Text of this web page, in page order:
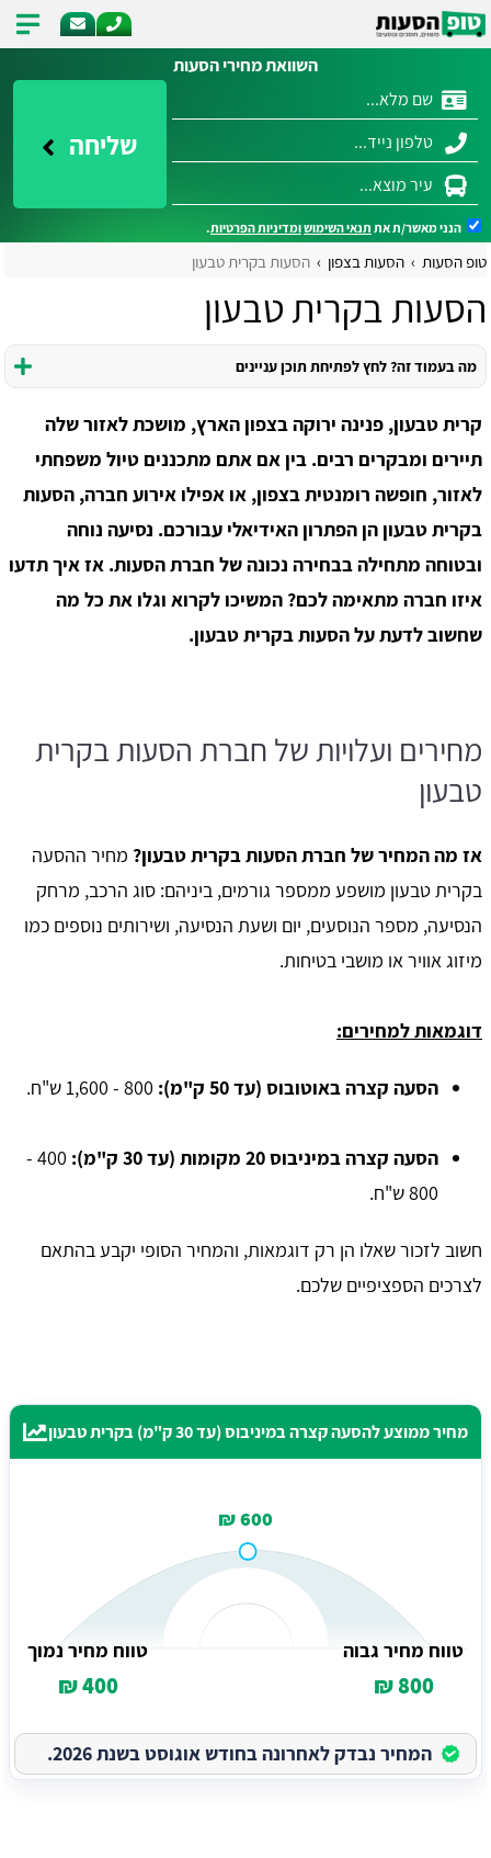
השוואת מחירי הסעות
שליחה
הנני מאשר/ת את תנאי השימושומדיניות הפרטיות.
טופ הסעות הסעות בצפון הסעות בקרית טבעון
הסעות בקרית טבעון
מה בעמוד זה? לחץ לפתיחת תוכן עניינים
קרית טבעון, פנינה ירוקה בצפון הארץ, מושכת לאזור שלה
תיירים ומבקרים רבים. בין אם אתם מתכננים טיול משפחתי
לאזור, חופשה רומנטית בצפון, או אפילו אירוע חברה, הסעות
בקרית טבעון הן הפתרון האידיאלי עבורכם. נסיעה נוחה
ובטוחה מתחילה בבחירה נכונה של חברת הסעות. אז איך תדעו
איזו חברה מתאימה לכם? המשיכו לקרוא וגלו את כל מה
שחשוב לדעת על הסעות בקרית טבעון.
מחירים ועלויות של חברת הסעות בקרית
טבעון
אז מה המחיר של חברת הסעות בקרית טבעון? מחיר ההסעה
בקרית טבעון מושפע ממספר גורמים, ביניהם: סוג הרכב, מרחק
הנסיעה, מספר הנוסעים, יום ושעת הנסיעה, ושירותים נוספים כמו
מיזוג אוויר או מושבי בטיחות.
דוגמאות למחירים:
הסעה קצרה באוטובוס (עד 50 ק"מ):
הסעה קצרה במיניבוס 20 מקומות (עד 30 ק"מ):
400 -
800 ש"ח.
חשוב לזכור שאלו הן רק דוגמאות, והמחיר הסופי יקבע בהתאם
לצרכים הספציפיים שלכם.
מחיר ממוצע להסעה קצרה במיניבוס (עד 30 ק"מ) בקרית טבעון
600 ₪
טווח מחיר גבוה
800 ₪
טווח מחיר נמוך
400 ₪
המחיר נבדק לאחרונה בחודש אוגוסט בשנת 2026.